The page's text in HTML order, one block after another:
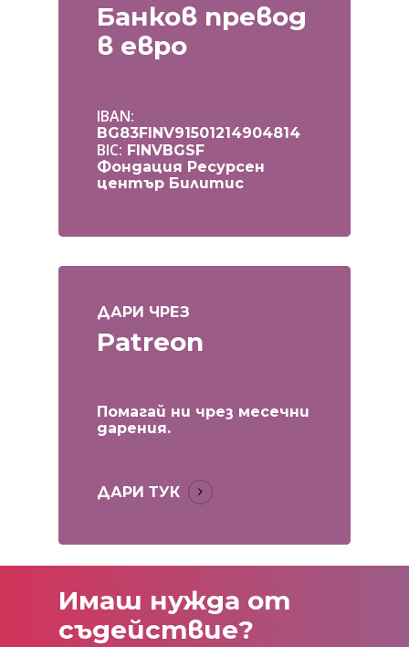
Банков превод
в евро
IBAN:
BG83FINV91501214904814
BIC: FINVBGSF
Фондация Ресурсен
център Билитис
ДАРИ ЧРЕЗ
Patreon
Помагай ни чрез месечни
дарения.
ДАРИ ТУК
Имаш нужда от
съдействие?